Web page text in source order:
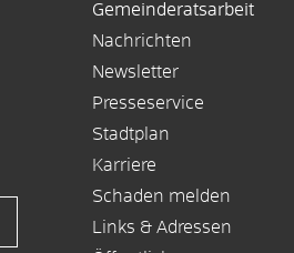
Gemeinderatsarbeit
Nachrichten
Newsletter
Presseservice
Stadtplan
Karriere
Schaden melden
Links & Adressen